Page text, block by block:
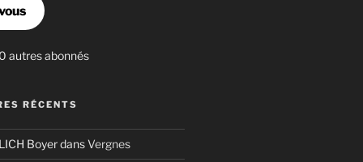
autres abonnés
RÉCENTS
BoyerdansVergnes